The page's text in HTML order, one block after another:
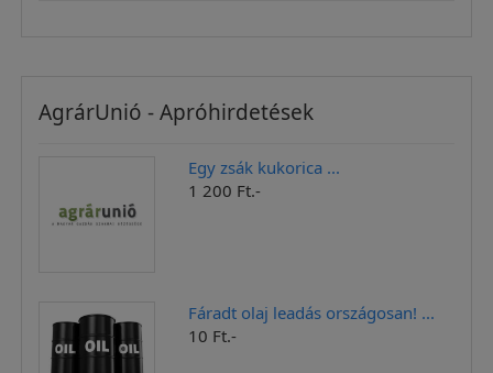
AgrárUnió - Apróhirdetések
Egy zsák kukorica ...
1 200 Ft.-
Fáradt olaj leadás országosan! ...
10 Ft.-